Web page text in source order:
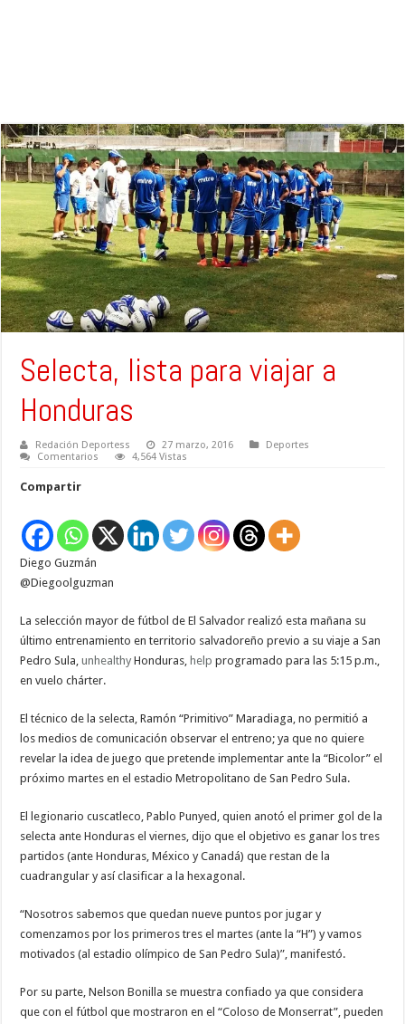
Selecta, lista para viajar a
Honduras
Redación Deportess 27 marzo, 2016
Deportes
Comentarios
4,564 Vistas
Compartir
Diego Guzmán
@Diegoolguzman
La selección mayor de fútbol de El Salvador realizó esta mañana su
último entrenamiento en territorio salvadoreño previo a su viaje a San
Pedro Sula,unhealthy Honduras, help programado para las 5:15 p.m.,
en vuelo chárter.
El técnico de la selecta, Ramón “Primitivo” Maradiaga, no permitió a
los medios de comunicación observar el entreno; ya que no quiere
revelar la idea de juego que pretende implementar ante la “Bicolor” el
próximo martes en el estadio Metropolitano de San Pedro Sula.
El legionario cuscatleco, Pablo Punyed, quien anotó el primer gol de la
selecta ante Honduras el viernes, dijo que el objetivo es ganar los tres
partidos (ante Honduras, México y Canadá) que restan de la
cuadrangular y así clasificar a la hexagonal.
“Nosotros sabemos que quedan nueve puntos por jugar y
comenzamos por los primeros tres el martes (ante la “H”) y vamos
motivados (al estadio olímpico de San Pedro Sula)”, manifestó.
Por su parte, Nelson Bonilla se muestra confiado ya que considera
que con el fútbol que mostraron en el “Coloso de Monserrat”, pueden